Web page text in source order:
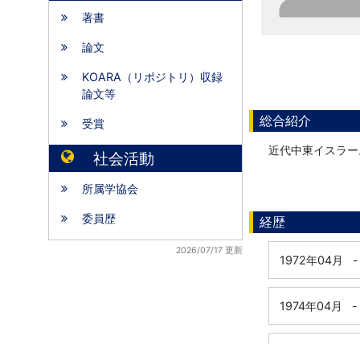
著書
論文
KOARA（リポジトリ）収録
論文等
受賞
社会活動
所属学協会
委員歴
2026/07/17 更新
総合紹介
近代中東イスラ
経歴
1972年04月 -
1974年04月 -